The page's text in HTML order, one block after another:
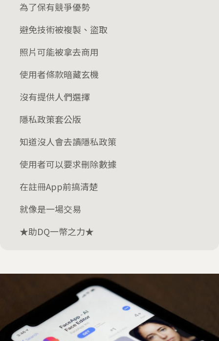
為了保有競爭優勢
避免技術被複製、盜取
照片可能被拿去商用
使用者條款暗藏玄機
沒有提供人們選擇
隱私政策套公版
知道沒人會去讀隱私政策
使用者可以要求刪除數據
在註冊App前搞清楚
就像是一場交易
★助DQ一幣之力★